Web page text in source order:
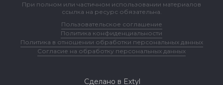
При полном или частичном использовании материалов
ссылка на ресурс обязательна.
Пользовательское соглашение
Политика конфиденциальности
Политика в отношении обработки персональных данных
Согласие на обработку персональных данных
Сделано в Extyl